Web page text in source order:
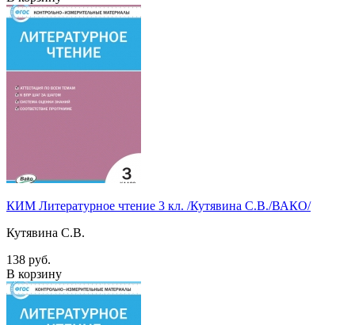
КИМ Литературное чтение 3 кл. /Кутявина С.В./ВАКО/
Кутявина С.В.
138 руб.
В корзину